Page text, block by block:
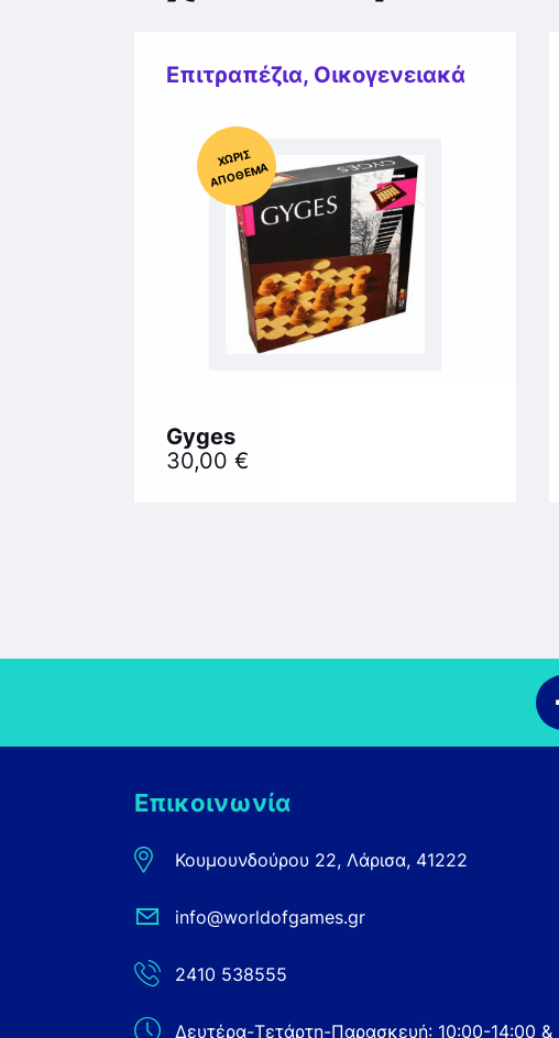
Επιτραπέζια, Οικογενειακά
Χ
ΩΡΊΣ
Α
Π
Ό
ΘΕ
ΜΑ
Gyges
30,00 €
Επικοινωνία
Κουμουνδούρου 22, Λάρισα, 41222
info@worldofgames.gr
2410 538555
Δευτέρα-Τετάρτη-Παρασκευή: 10:00-14:00 &